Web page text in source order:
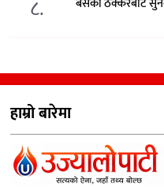
८.
हाम्रो बारेमा